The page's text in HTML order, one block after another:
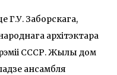
Г.У. Заборскага,
архітэктара
СССР. Жылы дом
ансамбля